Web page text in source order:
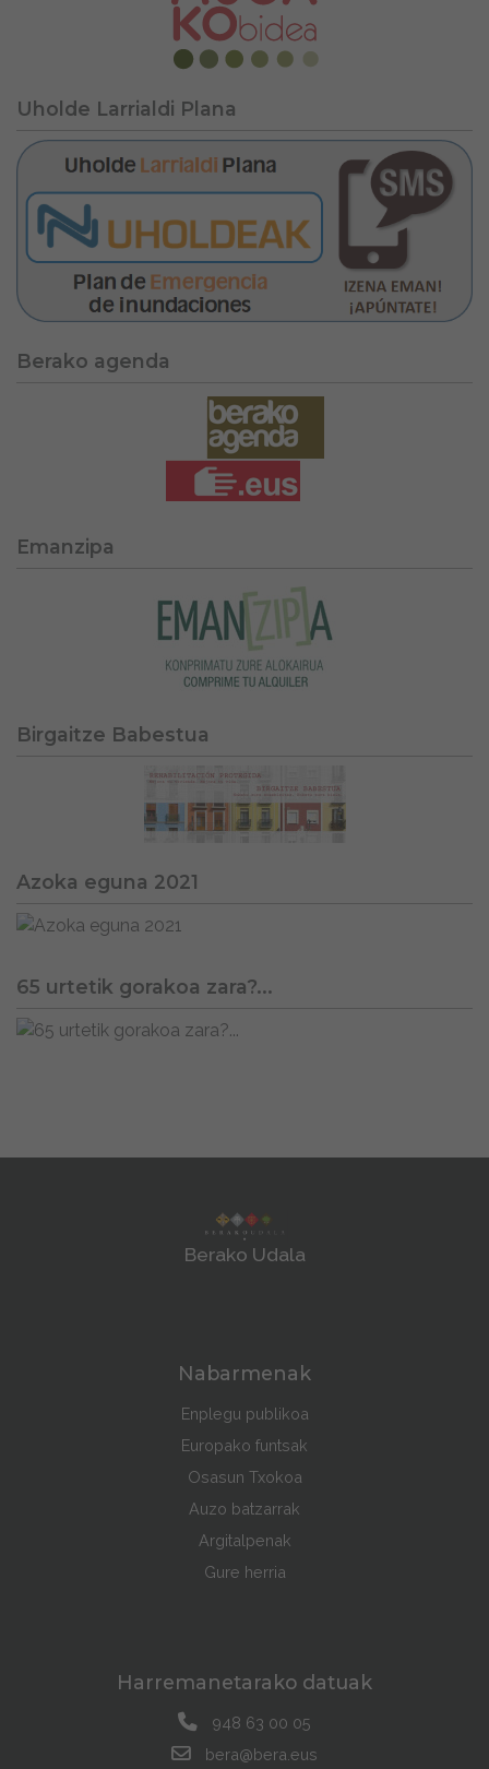
Uholde Larrialdi Plana
Berako agenda
Emanzipa
Birgaitze Babestua
Azoka eguna 2021
65 urtetik gorakoa zara?...
Berako Udala
Nabarmenak
Enplegu publikoa
Europako funtsak
Osasun Txokoa
Auzo batzarrak
Argitalpenak
Gure herria
Harremanetarako datuak
948 63 00 05
bera@bera.eus